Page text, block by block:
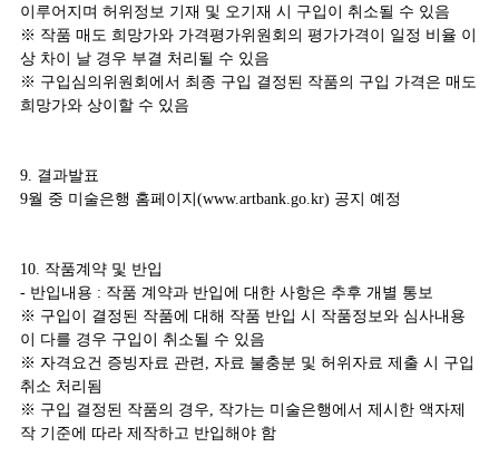
이루어지며 허위정보 기재 및 오기재 시 구입이 취소될 수 있음
※ 작품 매도 희망가와 가격평가위원회의 평가가격이 일정 비율 이
상 차이 날 경우 부결 처리될 수 있음
※ 구입심의위원회에서 최종 구입 결정된 작품의 구입 가격은 매도
희망가와 상이할 수 있음
9. 결과발표
9월 중 미술은행 홈페이지(www.artbank.go.kr) 공지 예정
10. 작품계약 및 반입
- 반입내용 : 작품 계약과 반입에 대한 사항은 추후 개별 통보
※ 구입이 결정된 작품에 대해 작품 반입 시 작품정보와 심사내용
이 다를 경우 구입이 취소될 수 있음
※ 자격요건 증빙자료 관련, 자료 불충분 및 허위자료 제출 시 구입
취소 처리됨
※ 구입 결정된 작품의 경우, 작가는 미술은행에서 제시한 액자제
작 기준에 따라 제작하고 반입해야 함